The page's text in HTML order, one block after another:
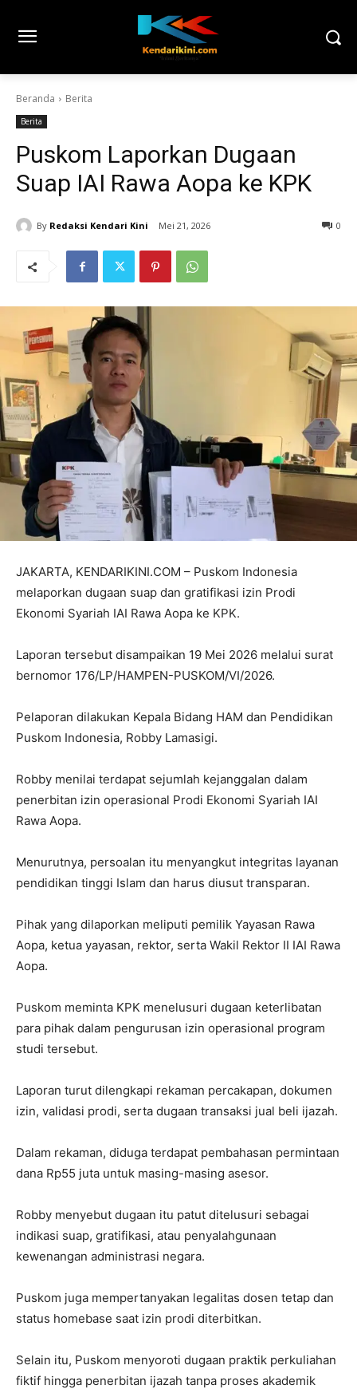
Beranda Berita
Berita
Puskom Laporkan Dugaan
Suap IAI Rawa Aopa ke KPK
By Redaksi Kendari Kini Mei 21, 2026 0
JAKARTA, KENDARIKINI.COM – Puskom Indonesia
melaporkan dugaan suap dan gratifikasi izin Prodi
Ekonomi Syariah IAI Rawa Aopa ke KPK.
Laporan tersebut disampaikan 19 Mei 2026 melalui surat
bernomor 176/LP/HAMPEN-PUSKOM/VI/2026.
Pelaporan dilakukan Kepala Bidang HAM dan Pendidikan
Puskom Indonesia, Robby Lamasigi.
Robby menilai terdapat sejumlah kejanggalan dalam
penerbitan izin operasional Prodi Ekonomi Syariah IAI
Rawa Aopa.
Menurutnya, persoalan itu menyangkut integritas layanan
pendidikan tinggi Islam dan harus diusut transparan.
Pihak yang dilaporkan meliputi pemilik Yayasan Rawa
Aopa, ketua yayasan, rektor, serta Wakil Rektor II IAI Rawa
Aopa.
Puskom meminta KPK menelusuri dugaan keterlibatan
para pihak dalam pengurusan izin operasional program
studi tersebut.
Laporan turut dilengkapi rekaman percakapan, dokumen
izin, validasi prodi, serta dugaan transaksi jual beli ijazah.
Dalam rekaman, diduga terdapat pembahasan permintaan
dana Rp55 juta untuk masing-masing asesor.
Robby menyebut dugaan itu patut ditelusuri sebagai
indikasi suap, gratifikasi, atau penyalahgunaan
kewenangan administrasi negara.
Puskom juga mempertanyakan legalitas dosen tetap dan
status homebase saat izin prodi diterbitkan.
Selain itu, Puskom menyoroti dugaan praktik perkuliahan
fiktif hingga penerbitan ijazah tanpa proses akademik